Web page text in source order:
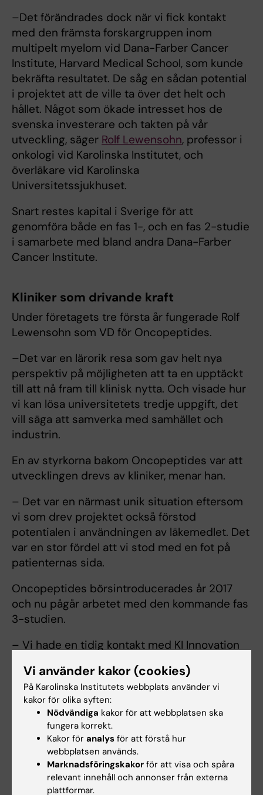
–Det förändrades dock när vi fick kontakt
med den främsta forskargruppen inom
multipelt myelom vid Dana-Farber Cancer
Institute, Harvard Medical School, som kunde
bekräfta resultatet. De såg en sådan potential
i projektet att de ville ta över det helt och
hållet. Något som ökade intresset hos de
svenska investerare och takten på vår
utveckling, säger Rolf Lewensohn, professor i
onkologi vid Karolinska Institutet, och
överläkare vid Karolinska
Universitetssjukhuset.
Snart restes kapital i Sverige för att
genomföra både en fas 1-, och en fas 2-studie
i samarbete med bland andra Dana-Farber
Cancer Institute.
Kliniker som drivande kraft
Under företagets tre första år fungerade Rolf
Lewensohn som VD för Oncopeptides.
–Det var en lärorik resa som gav helt nya
perspektiv på möjligheten att ta en upptäckt
till att nå fram till klinisk nytta. Och visade hur
vi kan lösa universitetets tredje uppgift, det
vill säga att samverka med samhället och
industrin.
En av styrkorna bakom Oncopeptides var att
utvecklingen drevs av kliniker, menar han.
– Det var en närmast unik situation eftersom
vi som drev projektet också förstod
potentialen i användningen av läkemedlet. Det
var en stor fördel att vi stod med en fot på
patienternas sida.
Oncopeptides börsintroducerades år 2017
och nu pågår arbetet med den kommande fas
3-studien.
– Vi hade en tidig kontakt med KI Innovation
bidrog med affärsutveckling och rådgivning.
Nu räknar vi med att ha ett läkemedel framme
inom något år, säger Rolf Lewensohn.
Snabb fakta
Obotlig cancersjukdom
Vi använder kakor (cookies)
På Karolinska Institutets webbplats använder vi
kakor för olika syften:
Nödvändiga kakor för att webbplatsen ska
fungera korrekt.
Kakor för analys för att förstå hur
webbplatsen används.
Marknadsföringskakor för att visa och spåra
relevant innehåll och annonser från externa
plattformar.